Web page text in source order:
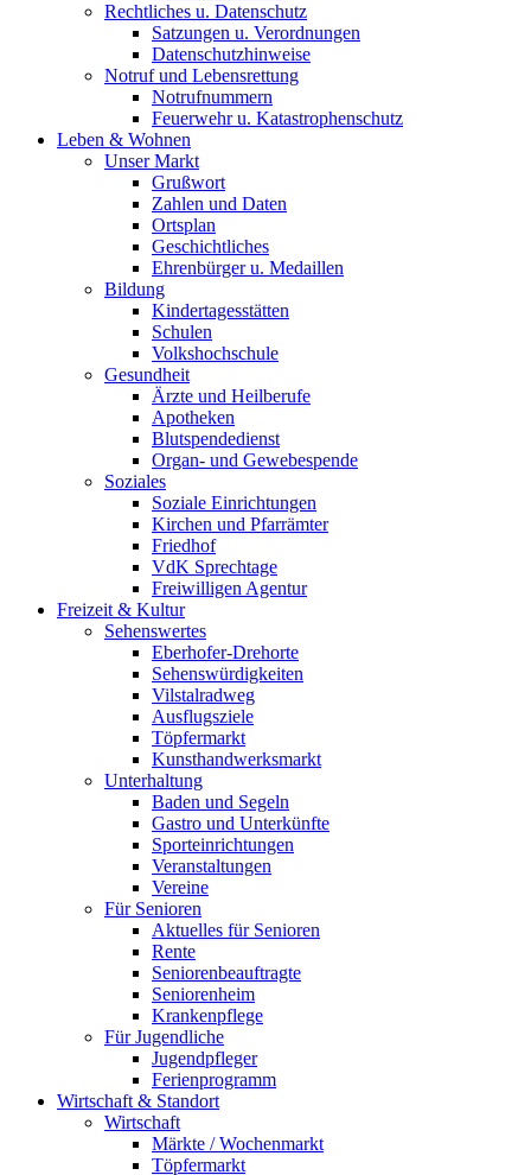
Rechtliches u. Datenschutz
Satzungen u. Verordnungen
Datenschutzhinweise
Notruf und Lebensrettung
Notrufnummern
Feuerwehr u. Katastrophenschutz
Leben & Wohnen
Unser Markt
Grußwort
Zahlen und Daten
Ortsplan
Geschichtliches
Ehrenbürger u. Medaillen
Bildung
Kindertagesstätten
Schulen
Volkshochschule
Gesundheit
Ärzte und Heilberufe
Apotheken
Blutspendedienst
Organ- und Gewebespende
Soziales
Soziale Einrichtungen
Kirchen und Pfarrämter
Friedhof
VdK Sprechtage
Freiwilligen Agentur
Freizeit & Kultur
Sehenswertes
Eberhofer-Drehorte
Sehenswürdigkeiten
Vilstalradweg
Ausflugsziele
Töpfermarkt
Kunsthandwerksmarkt
Unterhaltung
Baden und Segeln
Gastro und Unterkünfte
Sporteinrichtungen
Veranstaltungen
Vereine
Für Senioren
Aktuelles für Senioren
Rente
Seniorenbeauftragte
Seniorenheim
Krankenpflege
Für Jugendliche
Jugendpfleger
Ferienprogramm
Wirtschaft & Standort
Wirtschaft
Märkte / Wochenmarkt
Töpfermarkt